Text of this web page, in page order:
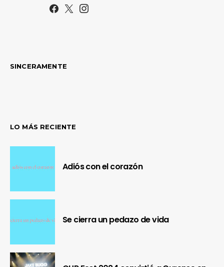
SINCERAMENTE
LO MÁS RECIENTE
Adiós con el corazón
Se cierra un pedazo de vida